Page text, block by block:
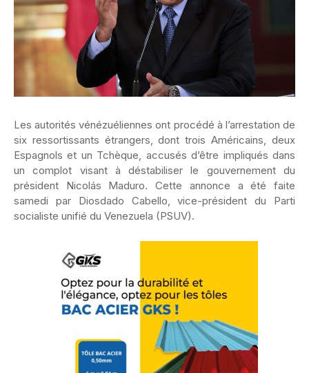
Les autorités vénézuéliennes ont procédé à l’arrestation de
six ressortissants étrangers, dont trois Américains, deux
Espagnols et un Tchèque, accusés d’être impliqués dans
un complot visant à déstabiliser le gouvernement du
président Nicolás Maduro. Cette annonce a été faite
samedi par Diosdado Cabello, vice-président du Parti
socialiste unifié du Venezuela (PSUV).